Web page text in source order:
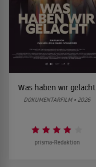
Was haben wir gelacht
DOKUMENTARFILM • 2026
prisma-Redaktion